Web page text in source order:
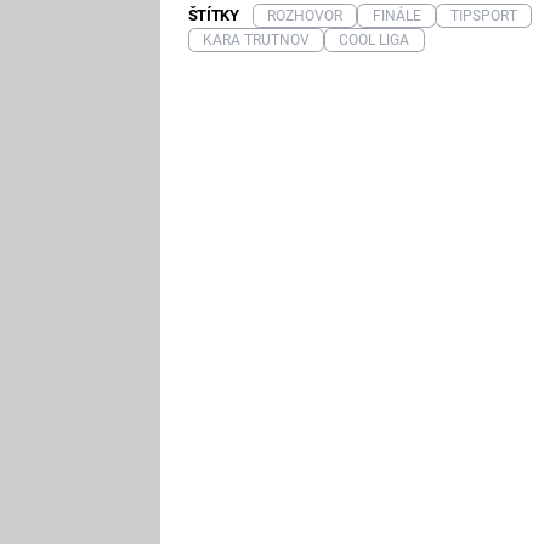
ŠTÍTKY ROZHOVOR FINÁLE
TIPSPORT
KARA TRUTNOV
COOL LIGA